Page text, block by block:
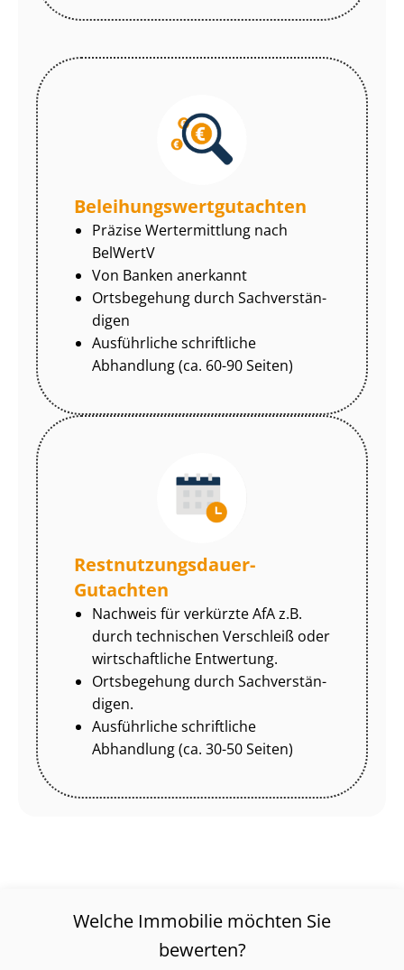
Be­lei­hungs­wert­gut­ach­ten
Präzise Wertermittlung nach
BelWertV
Von Banken anerkannt
Ortsbegehung durch Sach­ver­stän­
di­gen
Ausführliche schriftliche
Abhandlung (ca. 60-90 Seiten)
Rest­nut­zungs­dau­er-
Gutachten
Nachweis für verkürzte AfA z.B.
durch technischen Verschleiß oder
wirtschaftliche Entwertung.
Ortsbegehung durch Sach­ver­stän­
di­gen.
Ausführliche schriftliche
Abhandlung (ca. 30-50 Seiten)
Welche Immobilie möchten Sie
bewerten?